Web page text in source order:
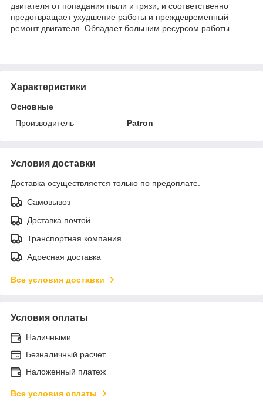
двигателя от попадания пыли и грязи, и соответственно
предотвращает ухудшение работы и преждевременный
ремонт двигателя. Обладает большим ресурсом работы.
Характеристики
Основные
Производитель
Patron
Условия доставки
Доставка осуществляется только по предоплате.
Самовывоз
Доставка почтой
Транспортная компания
Адресная доставка
Все условия доставки
Условия оплаты
Наличными
Безналичный расчет
Наложенный платеж
Все условия оплаты